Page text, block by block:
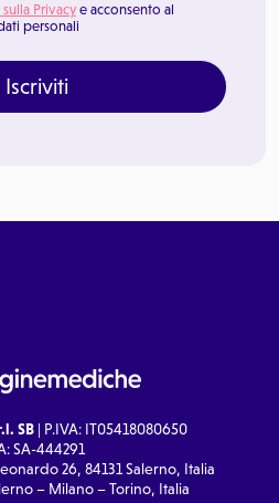
Privacy e acconsento al
personali
Iscriviti
SB| P.IVA: IT05418080650
SA-444291
26, 84131 Salerno, Italia
– Milano – Torino, Italia